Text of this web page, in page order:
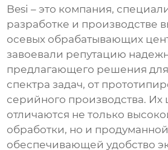
Besi – это компания,
разработке и производстве
осевых обрабатывающих
завоевали репутацию
предлагающего решения
спектра задач, от
серийного производства. Их
отличаются не только
обработки, но и
обеспечивающей удобство